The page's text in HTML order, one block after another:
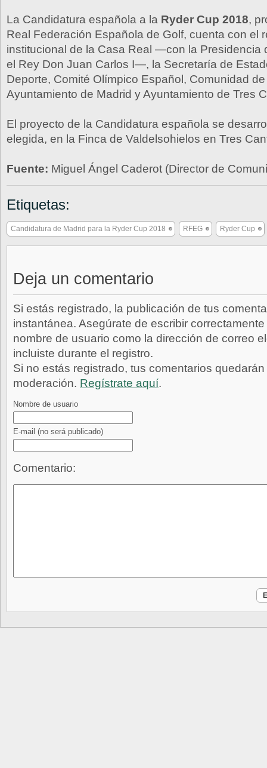
La Candidatura española a la Ryder Cup 2018,
Real Federación Española de Golf, cuenta con el
institucional de la Casa Real —con la Presidencia
el Rey Don Juan Carlos I—, la Secretaría de
Deporte, Comité Olímpico Español, Comunidad
Ayuntamiento de Madrid y Ayuntamiento de Tres
El proyecto de la Candidatura española se
elegida, en la Finca de Valdelsohielos en Tres
Fuente: Miguel Ángel Caderot (Director de
Etiquetas:
Candidatura de Madrid para la Ryder Cup 2018 RFEG Ryder Cup
Deja un comentario
Si estás registrado, la publicación de tus
instantánea. Asegúrate de escribir
nombre de usuario como la dirección de correo
incluiste durante el registro.
Si no estás registrado, tus comentarios
moderación. Regístrate aquí.
Nombre de usuario
E-mail (no será publicado)
Comentario: